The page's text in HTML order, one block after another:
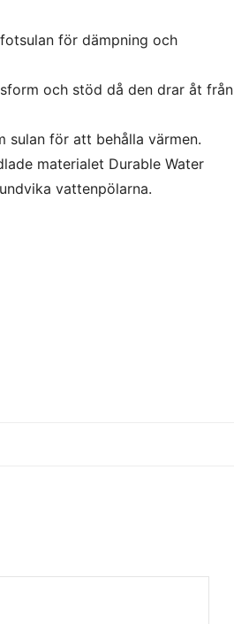
för dämpning och
och stöd då den drar åt från
sulan för att behålla värmen.
materialet Durable Water
vattenpölarna.